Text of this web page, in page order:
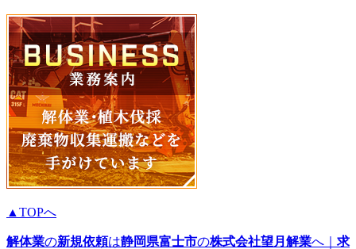
▲TOPへ
解体業の新規依頼は静岡県富士市の株式会社望月解業へ｜ 求